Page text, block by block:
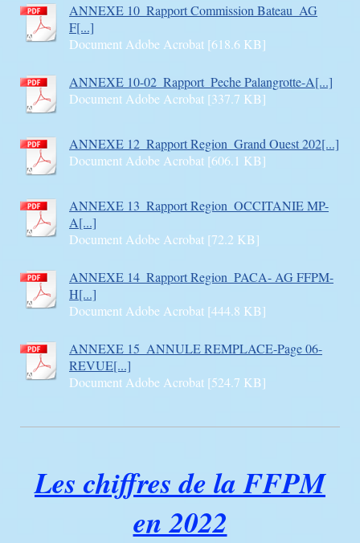
ANNEXE 10_Rapport Commission Bateau_AG
F[...]
Document Adobe Acrobat [618.6 KB]
ANNEXE 10-02_Rapport_Peche Palangrotte-A[...]
Document Adobe Acrobat [337.7 KB]
ANNEXE 12_Rapport Region_Grand Ouest 202[...]
Document Adobe Acrobat [606.1 KB]
ANNEXE 13_Rapport Region_OCCITANIE MP-
A[...]
Document Adobe Acrobat [72.2 KB]
ANNEXE 14_Rapport Region_PACA- AG FFPM-
H[...]
Document Adobe Acrobat [444.8 KB]
ANNEXE 15_ANNULE REMPLACE-Page 06-
REVUE[...]
Document Adobe Acrobat [524.7 KB]
Les chiffres de la FFPM
en 2022